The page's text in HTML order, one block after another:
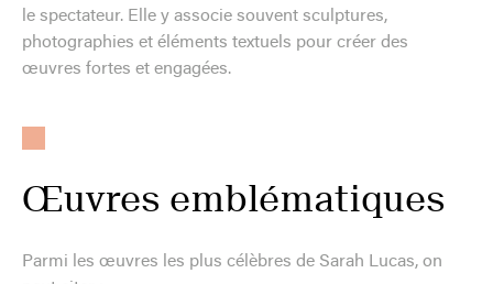
le spectateur. Elle y associe souvent sculptures,
photographies et éléments textuels pour créer des
œuvres fortes et engagées.
Œuvres emblématiques
Parmi les œuvres les plus célèbres de Sarah Lucas, on